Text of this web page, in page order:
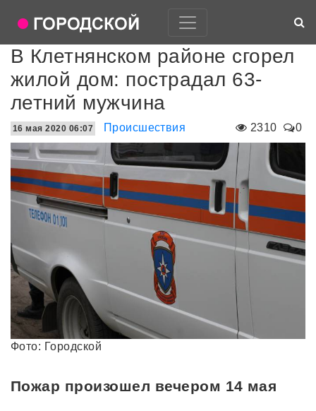
В Клетнянском районе сгорел
жилой дом: пострадал 63-
летний мужчина
2310 0
16 мая 2020 06:07 Происшествия
Фото: Городской
Пожар произошел вечером 14 мая